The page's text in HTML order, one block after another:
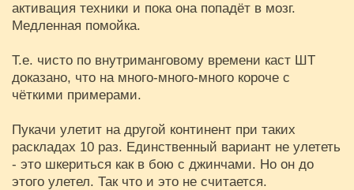
активация техники и пока она попадёт в мозг.
Медленная помойка.
Т.е. чисто по внутриманговому времени каст ШТ
доказано, что на много-много-много короче с
чёткими примерами.
Пукачи улетит на другой континент при таких
раскладах 10 раз. Единственный вариант не улететь
- это шкериться как в бою с джинчами. Но он до
этого улетел. Так что и это не считается.